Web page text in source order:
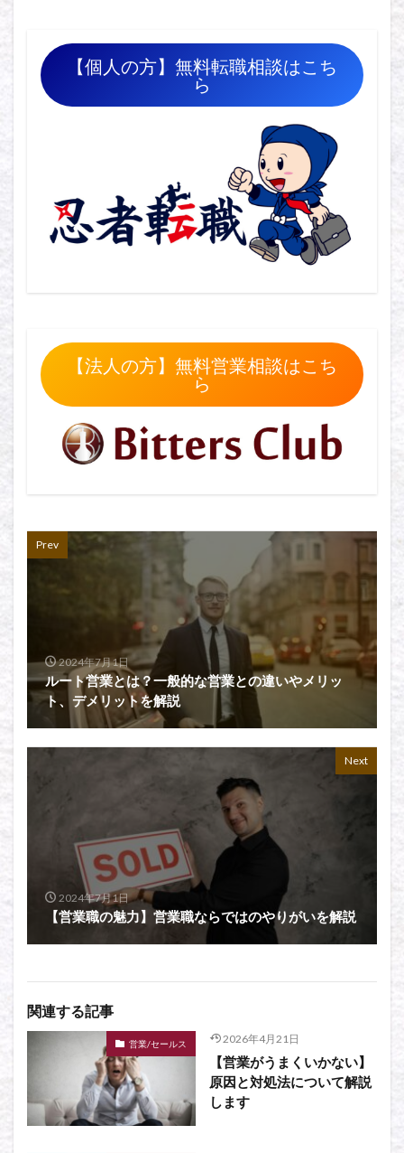
【個人の方】無料転職相談はこち
ら
【法人の方】無料営業相談はこち
ら
Prev
2024年7月1日
ルート営業とは？一般的な営業との違いやメリッ
ト、デメリットを解説
Next
2024年7月1日
【営業職の魅力】営業職ならではのやりがいを解説
関連する記事
営業/セールス 2026年4月21日
【営業がうまくいかない】
原因と対処法について解説
します